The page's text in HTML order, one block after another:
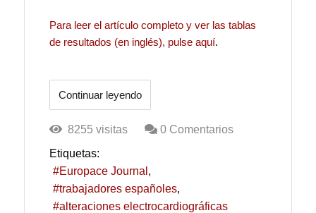
Para leer el artículo completo y ver las tablas
de resultados (en inglés), pulse aquí.
Continuar leyendo
8255 visitas
0 Comentarios
Etiquetas:
Europace Journal
trabajadores españoles
alteraciones electrocardiográficas